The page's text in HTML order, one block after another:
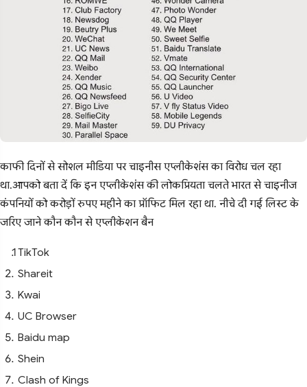
काफी दिनों से सोशल मीडिया पर चाइनीस एप्लीकेशंस का विरोध चल रहा
था.आपको बता दें कि इन एप्लीकेशंस की लोकप्रियता चलते भारत से चाइनीज
कंपनियों को करोड़ों रुपए महीने का प्रॉफिट मिल रहा था. नीचे दी गई लिस्ट के
जरिए जाने कौन कौन से एप्लीकेशन बैन
TikTok
Shareit
Kwai
UC Browser
Baidu map
Shein
Clash of Kings